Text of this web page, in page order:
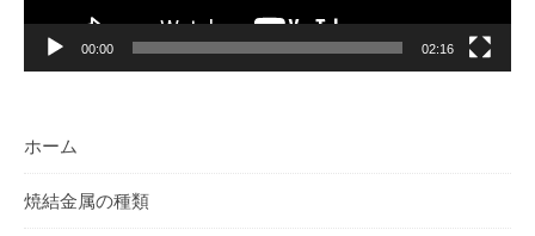
00:00 02:16
ホーム
焼結金属の種類